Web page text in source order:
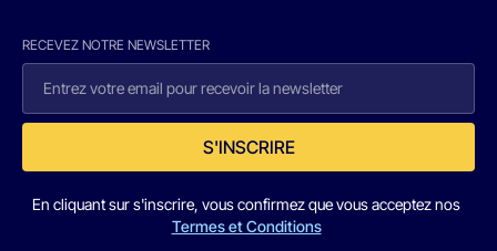
RECEVEZ NOTRE NEWSLETTER
S'INSCRIRE
En cliquant sur s'inscrire, vous confirmez que vous acceptez nos
Termes et Conditions